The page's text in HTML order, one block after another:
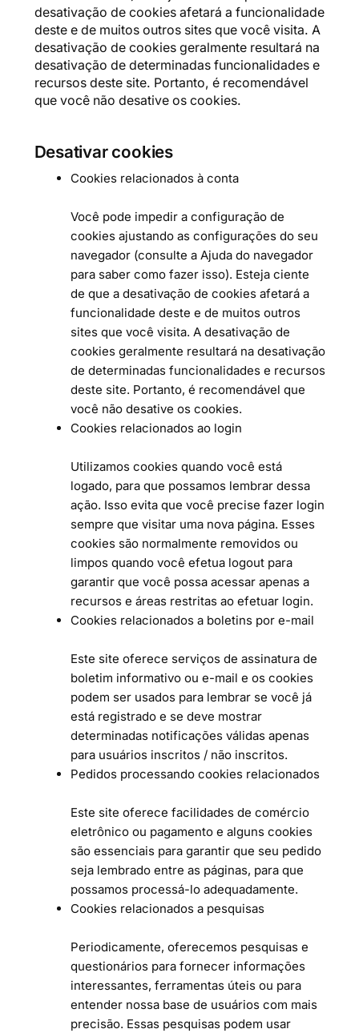
desativação de cookies afetará a funcionalidade
deste e de muitos outros sites que você visita. A
desativação de cookies geralmente resultará na
desativação de determinadas funcionalidades e
recursos deste site. Portanto, é recomendável
que você não desative os cookies.
Desativar cookies
Cookies relacionados à conta
Você pode impedir a configuração de
cookies ajustando as configurações do seu
navegador (consulte a Ajuda do navegador
para saber como fazer isso). Esteja ciente
de que a desativação de cookies afetará a
funcionalidade deste e de muitos outros
sites que você visita. A desativação de
cookies geralmente resultará na desativação
de determinadas funcionalidades e recursos
deste site. Portanto, é recomendável que
você não desative os cookies.
Cookies relacionados ao login
Utilizamos cookies quando você está
logado, para que possamos lembrar dessa
ação. Isso evita que você precise fazer login
sempre que visitar uma nova página. Esses
cookies são normalmente removidos ou
limpos quando você efetua logout para
garantir que você possa acessar apenas a
recursos e áreas restritas ao efetuar login.
Cookies relacionados a boletins por e-mail
Este site oferece serviços de assinatura de
boletim informativo ou e-mail e os cookies
podem ser usados ​​para lembrar se você já
está registrado e se deve mostrar
determinadas notificações válidas apenas
para usuários inscritos / não inscritos.
Pedidos processando cookies relacionados
Este site oferece facilidades de comércio
eletrônico ou pagamento e alguns cookies
são essenciais para garantir que seu pedido
seja lembrado entre as páginas, para que
possamos processá-lo adequadamente.
Cookies relacionados a pesquisas
Periodicamente, oferecemos pesquisas e
questionários para fornecer informações
interessantes, ferramentas úteis ou para
entender nossa base de usuários com mais
precisão. Essas pesquisas podem usar